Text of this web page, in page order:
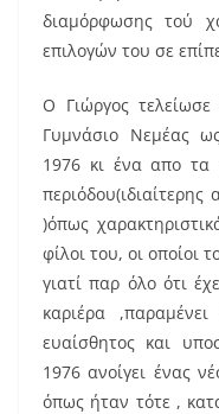
διαμόρφωσης τού
επιλογών του σε
Ο Γιώργος τελείωσε
Γυμνάσιο Νεμέας
1976 κι ένα απο τα
)όπως
φίλοι του, οι οποίοι
γιατί παρ όλο ότι
καριέρα
ευαίσθητος και
1976 ανοίγει ένας
όπως ήταν τότε ,